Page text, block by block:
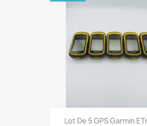
Aperçu
Lot De 5 GPS Garmin